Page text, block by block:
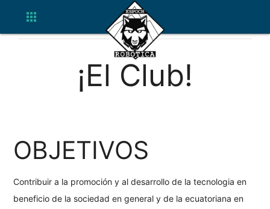
apps
¡El Club!
OBJETIVOS
Contribuir a la promoción y al desarrollo de la tecnologia en
beneficio de la sociedad en general y de la ecuatoriana en